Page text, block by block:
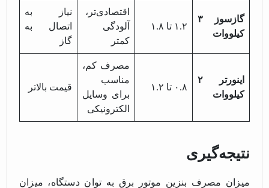
گازسوز ۳
کیلووات
۱.۲ تا ۱.۸
اقتصادی‌تر،
آلودگی
کمتر
نیاز به
اتصال به
گاز
اینورتر ۲
کیلووات
۰.۸ تا ۱.۲
مصرف کم،
مناسب
برای وسایل
الکترونیکی
قیمت بالاتر
نتیجه‌گیری
میزان مصرف بنزین موتور برق به توان دستگاه، میزان